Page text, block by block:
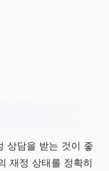
상담을 받는 것이 좋
재정 상태를 정확히